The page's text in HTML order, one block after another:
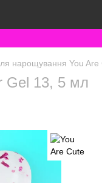
нарощування You
Gel 13, 5 мл